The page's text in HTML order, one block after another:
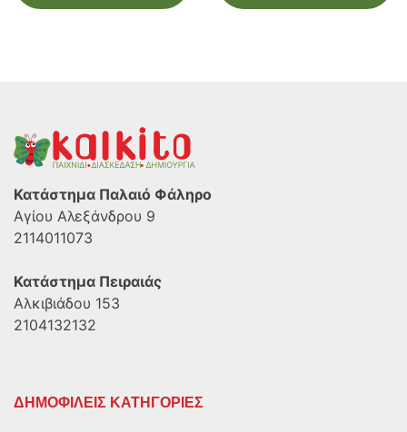
Κατάστημα Παλαιό Φάληρο
Αγίου Αλεξάνδρου 9
2114011073
Κατάστημα Πειραιάς
Αλκιβιάδου 153
2104132132
ΔΗΜΟΦΙΛΕΙΣ ΚΑΤΗΓΟΡΙΕΣ